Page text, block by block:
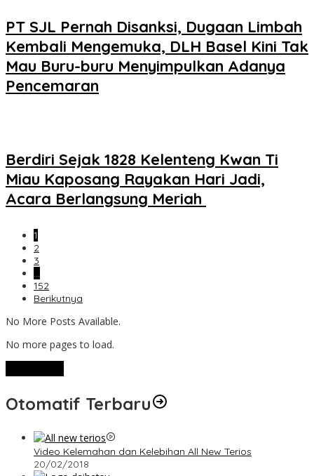
PT SJL Pernah Disanksi, Dugaan Limbah
Kembali Mengemuka, DLH Basel Kini Tak
Mau Buru-buru Menyimpulkan Adanya
Pencemaran
Berdiri Sejak 1828 Kelenteng Kwan Ti
Miau Kaposang Rayakan Hari Jadi,
Acara Berlangsung Meriah
1
2
3
…
152
Berikutnya
No More Posts Available.
No more pages to load.
Otomatif Terbaru
Video Kelemahan dan Kelebihan All New Terios
20/02/2018